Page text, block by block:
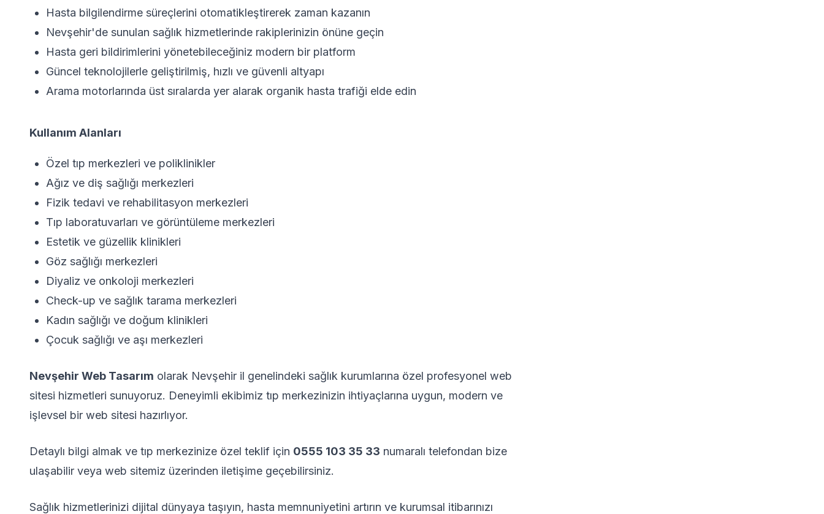
Hasta bilgilendirme süreçlerini otomatikleştirerek zaman kazanın
Nevşehir'de sunulan sağlık hizmetlerinde rakiplerinizin önüne geçin
Hasta geri bildirimlerini yönetebileceğiniz modern bir platform
Güncel teknolojilerle geliştirilmiş, hızlı ve güvenli altyapı
Arama motorlarında üst sıralarda yer alarak organik hasta trafiği elde edin
Kullanım Alanları
Özel tıp merkezleri ve poliklinikler
Ağız ve diş sağlığı merkezleri
Fizik tedavi ve rehabilitasyon merkezleri
Tıp laboratuvarları ve görüntüleme merkezleri
Estetik ve güzellik klinikleri
Göz sağlığı merkezleri
Diyaliz ve onkoloji merkezleri
Check-up ve sağlık tarama merkezleri
Kadın sağlığı ve doğum klinikleri
Çocuk sağlığı ve aşı merkezleri
Nevşehir Web Tasarım olarak Nevşehir il genelindeki sağlık kurumlarına özel profesyonel web
sitesi hizmetleri sunuyoruz. Deneyimli ekibimiz tıp merkezinizin ihtiyaçlarına uygun, modern ve
işlevsel bir web sitesi hazırlıyor.
Detaylı bilgi almak ve tıp merkezinize özel teklif için 0555 103 35 33 numaralı telefondan bize
ulaşabilir veya web sitemiz üzerinden iletişime geçebilirsiniz.
Sağlık hizmetlerinizi dijital dünyaya taşıyın, hasta memnuniyetini artırın ve kurumsal itibarınızı